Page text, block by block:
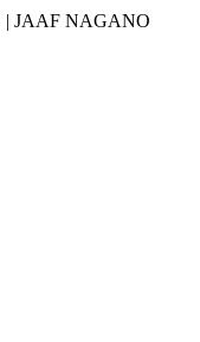
JAAF NAGANO